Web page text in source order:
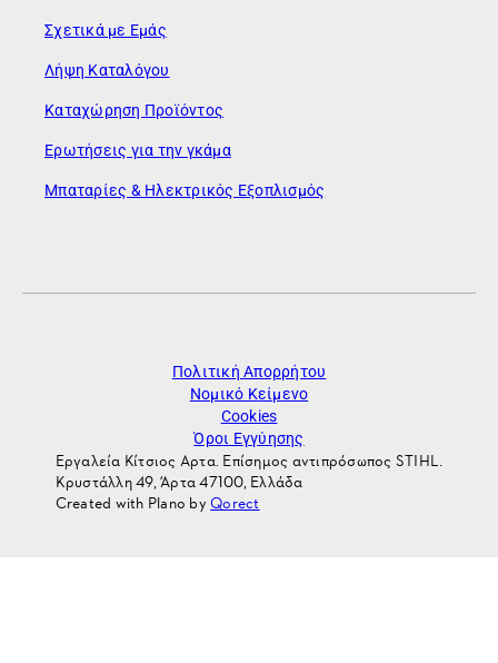
Σχετικά με Εμάς
Λήψη Καταλόγου
Καταχώρηση Προϊόντος
Ερωτήσεις για την γκάμα
Μπαταρίες & Ηλεκτρικός Εξοπλισμός
Πολιτική Απορρήτου
Νομικό Κείμενο
Cookies
Όροι Εγγύησης
Εργαλεία Κίτσιος Αρτα. Επίσημος αντιπρόσωπος STIHL.
Κρυστάλλη 49, Άρτα 47100, Ελλάδα
Created with Plano byQorect